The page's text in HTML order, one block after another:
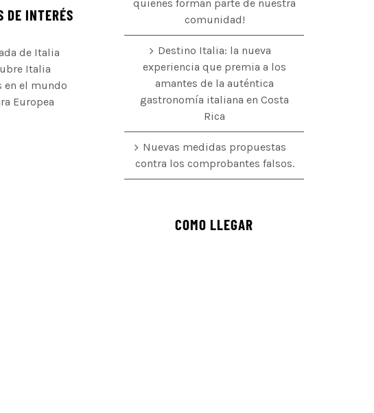
DE INTERÉS
de Italia
Italia
en el mundo
Europea
quienes forman parte de nuestra
comunidad!
Destino Italia: la nueva
experiencia que premia a los
amantes de la auténtica
gastronomía italiana en Costa
Rica
Nuevas medidas propuestas
contra los comprobantes falsos.
COMO LLEGAR